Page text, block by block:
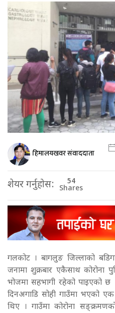
हिमालयखवर संवाददाता
शेयर गर्नुहोस: 54
Shares
गलकोट । बागलुङ जिल्लाको
जनामा शुक्रबार एकैसाथ कोरोना
भोजमा सहभागी रहेको पाइएको
दिनअगाडि सोही गाउँमा भएको
थिए । गाउँमा कोरोना